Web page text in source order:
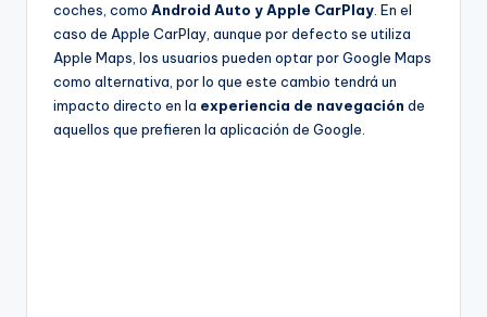
coches, como Android Auto y Apple CarPlay . En el
caso de Apple CarPlay, aunque por defecto se utiliza
Apple Maps, los usuarios pueden optar por Google Maps
como alternativa, por lo que este cambio tendrá un
impacto directo en la experiencia de navegación de
aquellos que prefieren la aplicación de Google.